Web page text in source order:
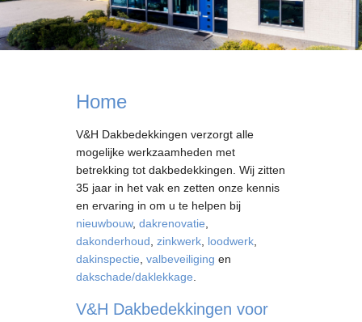
Home
V&H Dakbedekkingen verzorgt alle
mogelijke werkzaamheden met
betrekking tot dakbedekkingen. Wij zitten
35 jaar in het vak en zetten onze kennis
en ervaring in om u te helpen bij
nieuwbouw, dakrenovatie,
dakonderhoud, zinkwerk, loodwerk,
dakinspectie, valbeveiliging en
dakschade/daklekkage.
V&H Dakbedekkingen voor